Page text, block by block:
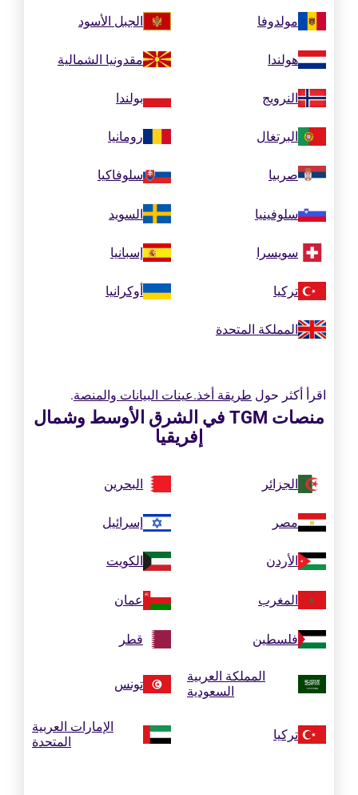
مولدوفا الجبل الأسود
هولندا مقدونيا الشمالية
النرويج بولندا
البرتغال رومانيا
صربيا سلوفاكيا
سلوفينيا السويد
سويسرا إسبانيا
تركيا أوكرانيا
المملكة المتحدة
اقرأ أكثر حول طريقة أخذ.عينات البيانات والمنصة.
منصات TGM في الشرق الأوسط وشمال
إفريقيا
الجزائر البحرين
مصر إسرائيل
الأردن الكويت
المغرب عمان
فلسطين قطر
المملكة العربية
السعودية
تونس
تركيا
الإمارات العربية
المتحدة